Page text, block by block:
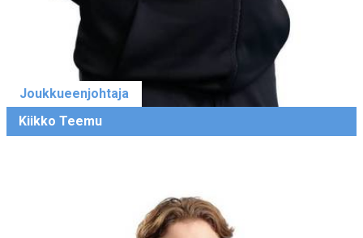
Joukkueenjohtaja
Kiikko Teemu